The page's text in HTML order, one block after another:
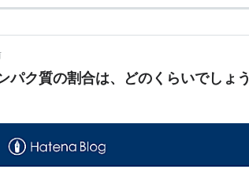
パク質の割合は、どのくらいでしょう